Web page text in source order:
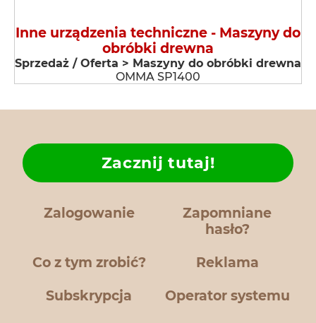
Inne urządzenia techniczne - Maszyny do
obróbki drewna
Sprzedaż / Oferta > Maszyny do obróbki drewna
OMMA SP1400
Zalogowanie
Zapomniane
hasło?
Co z tym zrobić?
Zacznij tutaj!
Reklama
Subskrypcja Operator systemu